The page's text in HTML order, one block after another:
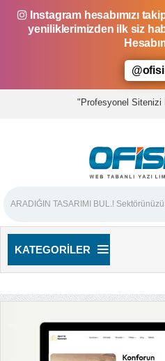
Instagram hesabımızı
yeniliklerimizden ilk siz
"Profesyonel Sitenizi
KATEGORILER